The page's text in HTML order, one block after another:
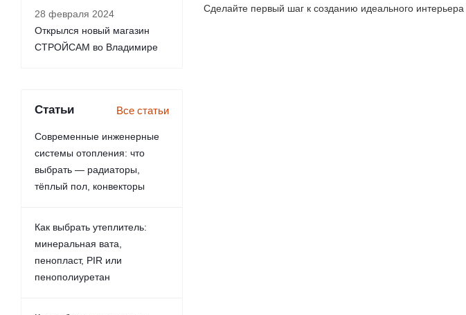
Сделайте первый шаг к созданию идеального интерьера
28 февраля 2024
Открылся новый магазин
СТРОЙСАМ во Владимире
Статьи Все статьи
Современные инженерные
системы отопления: что
выбрать — радиаторы,
тёплый пол, конвекторы
Как выбрать утеплитель:
минеральная вата,
пенопласт, PIR или
пенополиуретан